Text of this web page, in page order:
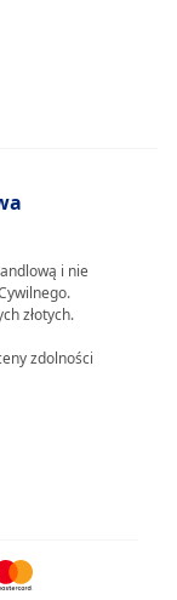
i nie
złotych.
zdolności